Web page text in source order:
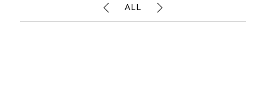
ALL